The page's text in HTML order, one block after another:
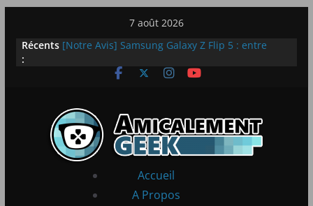
contenu
7 août 2026
Récents
:
[Notre Avis] Samsung Galaxy Z Flip 5 : entre
[PS5] New World Aeternum [Notre Avis]
Accueil
A Propos